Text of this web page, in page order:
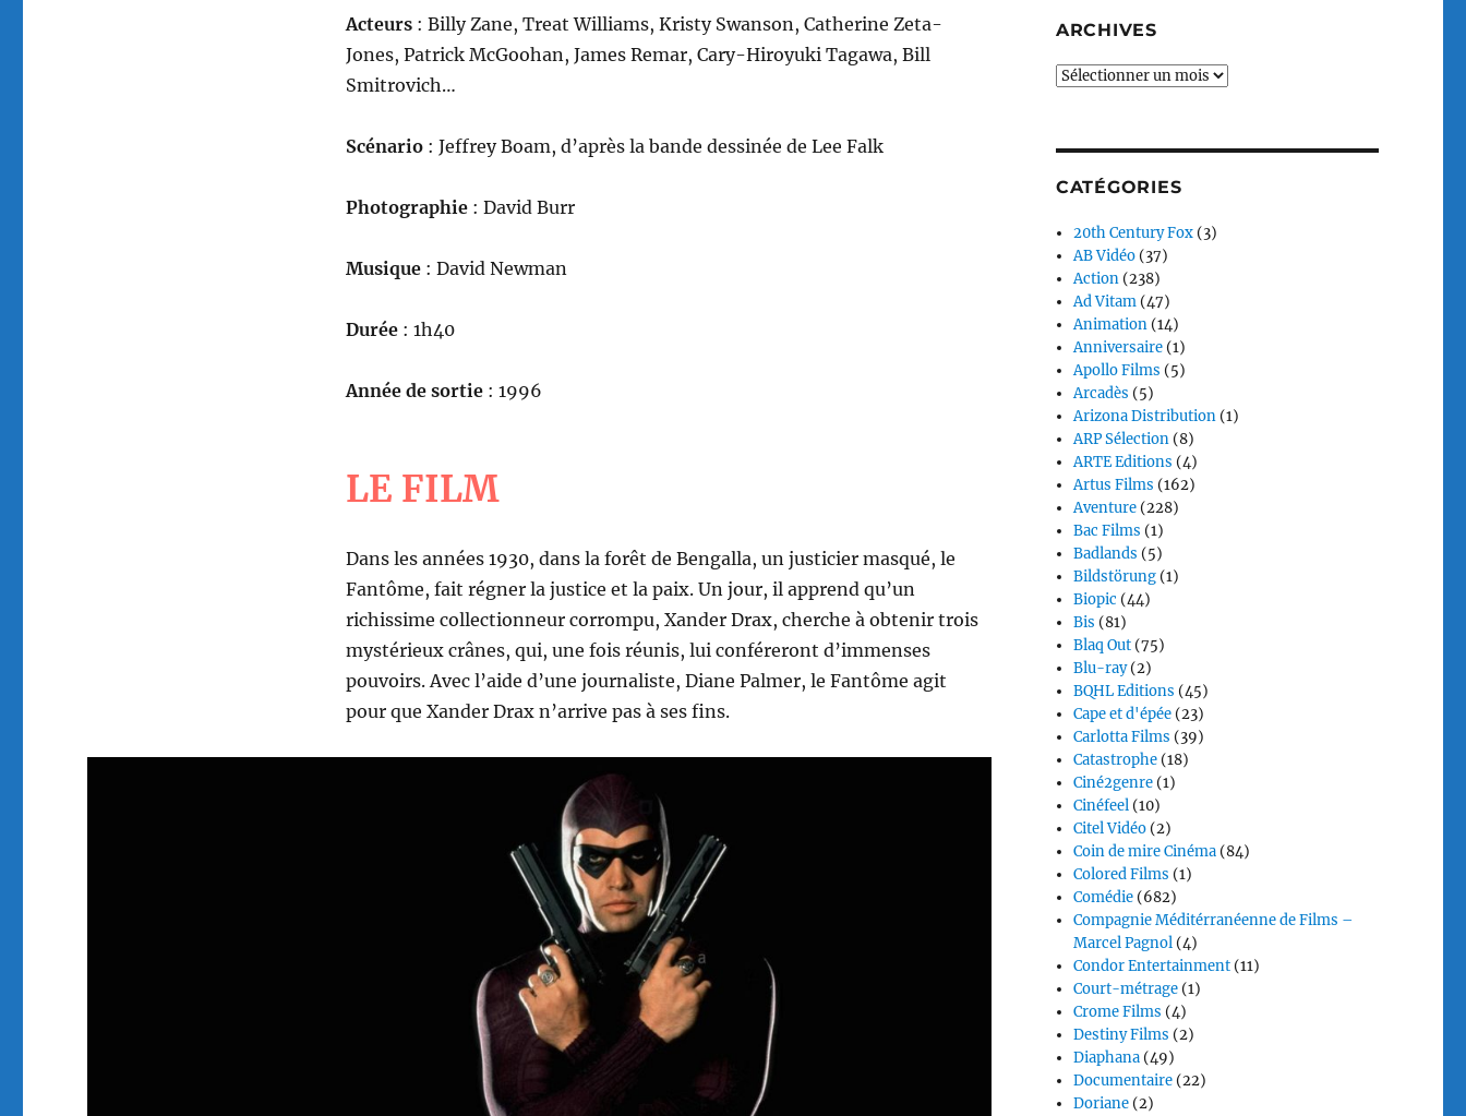
Acteurs: Billy Zane, Treat Williams, Kristy Swanson, Catherine Zeta-
Jones, Patrick McGoohan, James Remar, Cary-Hiroyuki Tagawa, Bill
Smitrovich…
Scénario: Jeffrey Boam, d’après la bande dessinée de Lee Falk
Photographie: David Burr
Musique: David Newman
Durée: 1h40
Année de sortie : 1996
LE FILM
Dans les années 1930, dans la forêt de Bengalla, un justicier masqué, le
Fantôme, fait régner la justice et la paix. Un jour, il apprend qu’un
richissime collectionneur corrompu, Xander Drax, cherche à obtenir trois
mystérieux crânes, qui, une fois réunis, lui conféreront d’immenses
pouvoirs. Avec l’aide d’une journaliste, Diane Palmer, le Fantôme agit
pour que Xander Drax n’arrive pas à ses fins.
ARCHIVES
Archives
CATÉGORIES
20th Century Fox (3)
AB Vidéo (37)
Action (238)
Ad Vitam (47)
Animation (14)
Anniversaire (1)
Apollo Films (5)
Arcadès (5)
Arizona Distribution (1)
ARP Sélection (8)
ARTE Editions (4)
Artus Films (162)
Aventure (228)
Bac Films (1)
Badlands (5)
Bildstörung (1)
Biopic (44)
Bis (81)
Blaq Out (75)
Blu-ray(2)
BQHL Editions (45)
Cape et d'épée (23)
Carlotta Films (39)
Catastrophe (18)
Ciné2genre (1)
Cinéfeel (10)
Citel Vidéo (2)
Coin de mire Cinéma (84)
Colored Films (1)
Comédie (682)
Compagnie Méditérranéenne de Films –
Marcel Pagnol (4)
Condor Entertainment (11)
Court-métrage (1)
Crome Films (4)
Destiny Films (2)
Diaphana (49)
Documentaire (22)
Doriane (2)